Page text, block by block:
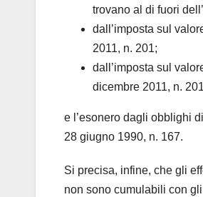
trovano al di fuori
dall’imposta sul
2011, n. 201;
dall’imposta sul
dicembre 2011, n.
e l’esonero dagli obblighi
28 giugno 1990, n. 167.
Si precisa, infine, che gli
non sono cumulabili con